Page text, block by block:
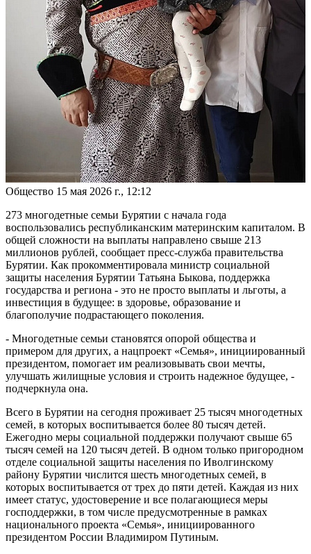
Общество 15 мая 2026 г., 12:12
273 многодетные семьи Бурятии с начала года
воспользовались республиканским материнским капиталом. В
общей сложности на выплаты направлено свыше 213
миллионов рублей, сообщает пресс-служба правительства
Бурятии. Как прокомментировала министр социальной
защиты населения Бурятии Татьяна Быкова, поддержка
государства и региона - это не просто выплаты и льготы, а
инвестиция в будущее: в здоровье, образование и
благополучие подрастающего поколения.
- Многодетные семьи становятся опорой общества и
примером для других, а нацпроект «Семья», инициированный
президентом, помогает им реализовывать свои мечты,
улучшать жилищные условия и строить надежное будущее, -
подчеркнула она.
Всего в Бурятии на сегодня проживает 25 тысяч многодетных
семей, в которых воспитывается более 80 тысяч детей.
Ежегодно меры социальной поддержки получают свыше 65
тысяч семей на 120 тысяч детей. В одном только пригородном
отделе социальной защиты населения по Иволгинскому
району Бурятии числится шесть многодетных семей, в
которых воспитывается от трех до пяти детей. Каждая из них
имеет статус, удостоверение и все полагающиеся меры
господдержки, в том числе предусмотренные в рамках
национального проекта «Семья», инициированного
президентом России Владимиром Путиным.